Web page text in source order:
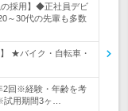
の採用】◆正社員デビ
～30代の先輩も多数
★バイク・自転車・
2回※経験・年齢を考
試用期間3ヶ…